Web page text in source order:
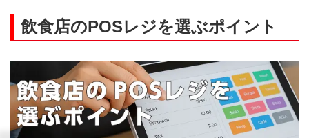
飲食店のPOSレジを選ぶポイント